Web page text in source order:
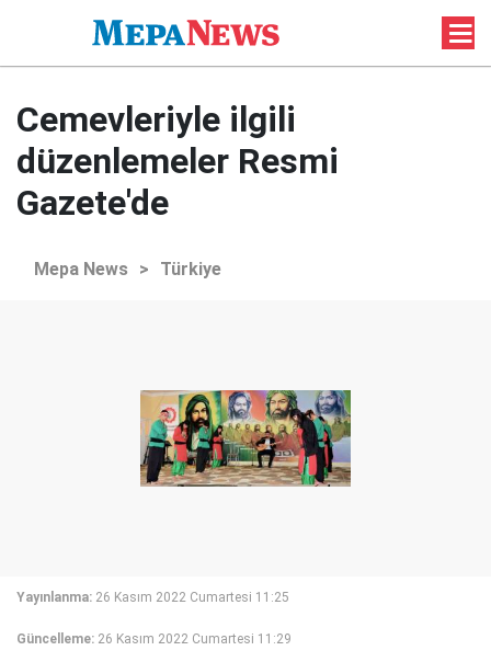
Cemevleriyle ilgili
düzenlemeler Resmi
Gazete'de
Mepa News > Türkiye
Yayınlanma: 26 Kasım 2022 Cumartesi 11:25
Güncelleme: 26 Kasım 2022 Cumartesi 11:29